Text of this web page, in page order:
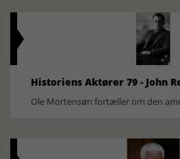
Historiens Aktører 79 - John
Ole Mortensøn fortæller om den